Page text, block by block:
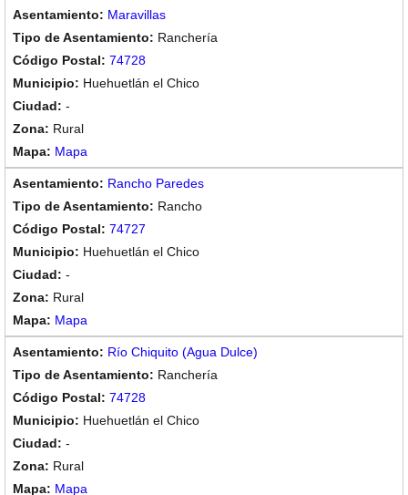
Maravillas
Ranchería
74728
Huehuetlán el Chico
-
Rural
Mapa
Rancho Paredes
Rancho
74727
Huehuetlán el Chico
-
Rural
Mapa
Río Chiquito (Agua Dulce)
Ranchería
74728
Huehuetlán el Chico
-
Rural
Mapa